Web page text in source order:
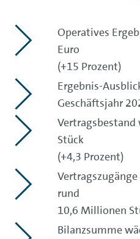
Operatives
Euro
(+15 Prozent)
Ergebnis-
Geschäftsjahr
Stück
(+4,3 Prozent)
rund
10,6 Millionen
Bilanzsumme